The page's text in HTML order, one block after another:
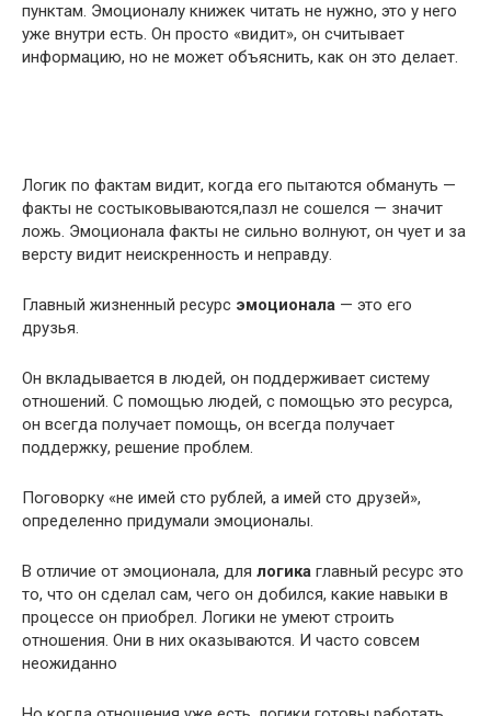
пунктам. Эмоционалу книжек читать не нужно, это у него
уже внутри есть. Он просто «видит», он считывает
информацию, но не может объяснить, как он это делает.
Логик по фактам видит, когда его пытаются обмануть —
факты не состыковываются,пазл не сошелся — значит
ложь. Эмоционала факты не сильно волнуют, он чует и за
версту видит неискренность и неправду.
Главный жизненный ресурс эмоционала — это его
друзья.
Он вкладывается в людей, он поддерживает систему
отношений. С помощью людей, с помощью это ресурса,
он всегда получает помощь, он всегда получает
поддержку, решение проблем.
Поговорку «не имей сто рублей, а имей сто друзей»,
определенно придумали эмоционалы.
В отличие от эмоционала, для логика главный ресурс это
то, что он сделал сам, чего он добился, какие навыки в
процессе он приобрел. Логики не умеют строить
отношения. Они в них оказываются. И часто совсем
неожиданно